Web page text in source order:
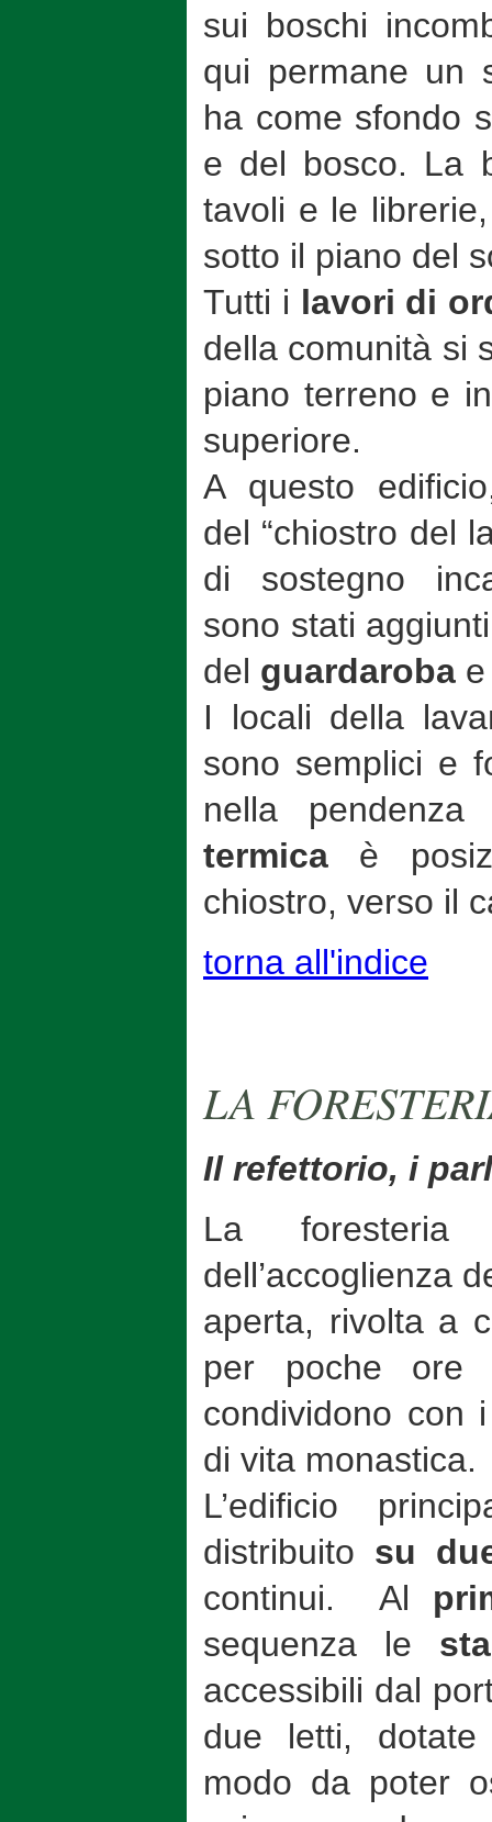
sui boschi
qui permane un
ha come sfondo
e del bosco. La
tavoli e le
sotto il piano del
Tutti i lavori di
della comunità si
piano terreno e
superiore.
A questo
del “chiostro del
di sostegno
sono stati
del guardaroba
I locali della
sono semplici e
nella
termica è
chiostro, verso il
torna all'indice
LA
Il refettorio, i
La foresteria
dell’accoglienza
aperta, rivolta a
per poche ore
condividono con
di vita monastica.
L’edificio
distribuito su
continui. Al
sequenza le
accessibili dal
due letti,
modo da poter